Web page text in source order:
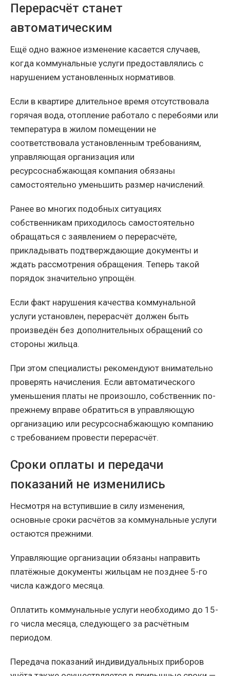
Перерасчёт станет
автоматическим
Ещё одно важное изменение касается случаев,
когда коммунальные услуги предоставлялись с
нарушением установленных нормативов.
Если в квартире длительное время отсутствовала
горячая вода, отопление работало с перебоями или
температура в жилом помещении не
соответствовала установленным требованиям,
управляющая организация или
ресурсоснабжающая компания обязаны
самостоятельно уменьшить размер начислений.
Ранее во многих подобных ситуациях
собственникам приходилось самостоятельно
обращаться с заявлением о перерасчёте,
прикладывать подтверждающие документы и
ждать рассмотрения обращения. Теперь такой
порядок значительно упрощён.
Если факт нарушения качества коммунальной
услуги установлен, перерасчёт должен быть
произведён без дополнительных обращений со
стороны жильца.
При этом специалисты рекомендуют внимательно
проверять начисления. Если автоматического
уменьшения платы не произошло, собственник по-
прежнему вправе обратиться в управляющую
организацию или ресурсоснабжающую компанию
с требованием провести перерасчёт.
Сроки оплаты и передачи
показаний не изменились
Несмотря на вступившие в силу изменения,
основные сроки расчётов за коммунальные услуги
остаются прежними.
Управляющие организации обязаны направить
платёжные документы жильцам не позднее 5-го
числа каждого месяца.
Оплатить коммунальные услуги необходимо до 15-
го числа месяца, следующего за расчётным
периодом.
Передача показаний индивидуальных приборов